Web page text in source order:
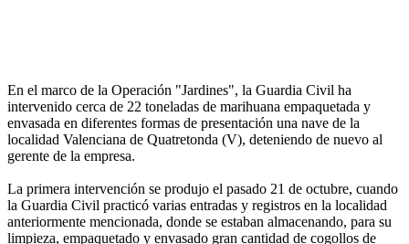
En el marco de la Operación "Jardines", la Guardia Civil ha
intervenido cerca de 22 toneladas de marihuana empaquetada y
envasada en diferentes formas de presentación una nave de la
localidad Valenciana de Quatretonda (V), deteniendo de nuevo al
gerente de la empresa.
La primera intervención se produjo el pasado 21 de octubre, cuando
la Guardia Civil practicó varias entradas y registros en la localidad
anteriormente mencionada, donde se estaban almacenando, para su
limpieza, empaquetado y envasado gran cantidad de cogollos de